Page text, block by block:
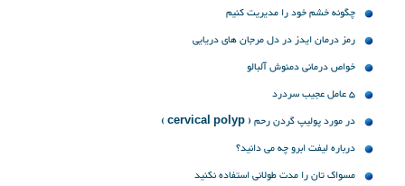
چگونه خشم خود را مدیریت کنیم
رمز درمان ایدز در دل مرجان های دریایی
خواص درمانی دمنوش آلبالو
۵ عامل عجیب سردرد ️
در مورد پولیپ‌ گردن‌ رحم ‌( cervical polyp )
درباره لیفت ابرو چه می دانید؟
مسواک تان را مدت طولانی استفاده نکنید